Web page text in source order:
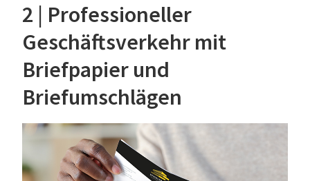
2 | Professioneller
Geschäftsverkehr mit
Briefpapier und
Briefumschlägen